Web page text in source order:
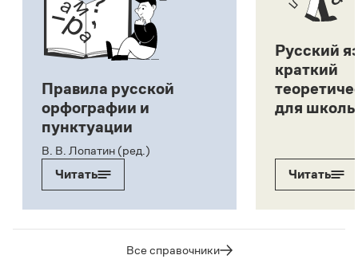
Правила русской
орфографии и
пунктуации
В. В. Лопатин (ред.)
Читать
Русский
краткий
для
Читать
Все справочники